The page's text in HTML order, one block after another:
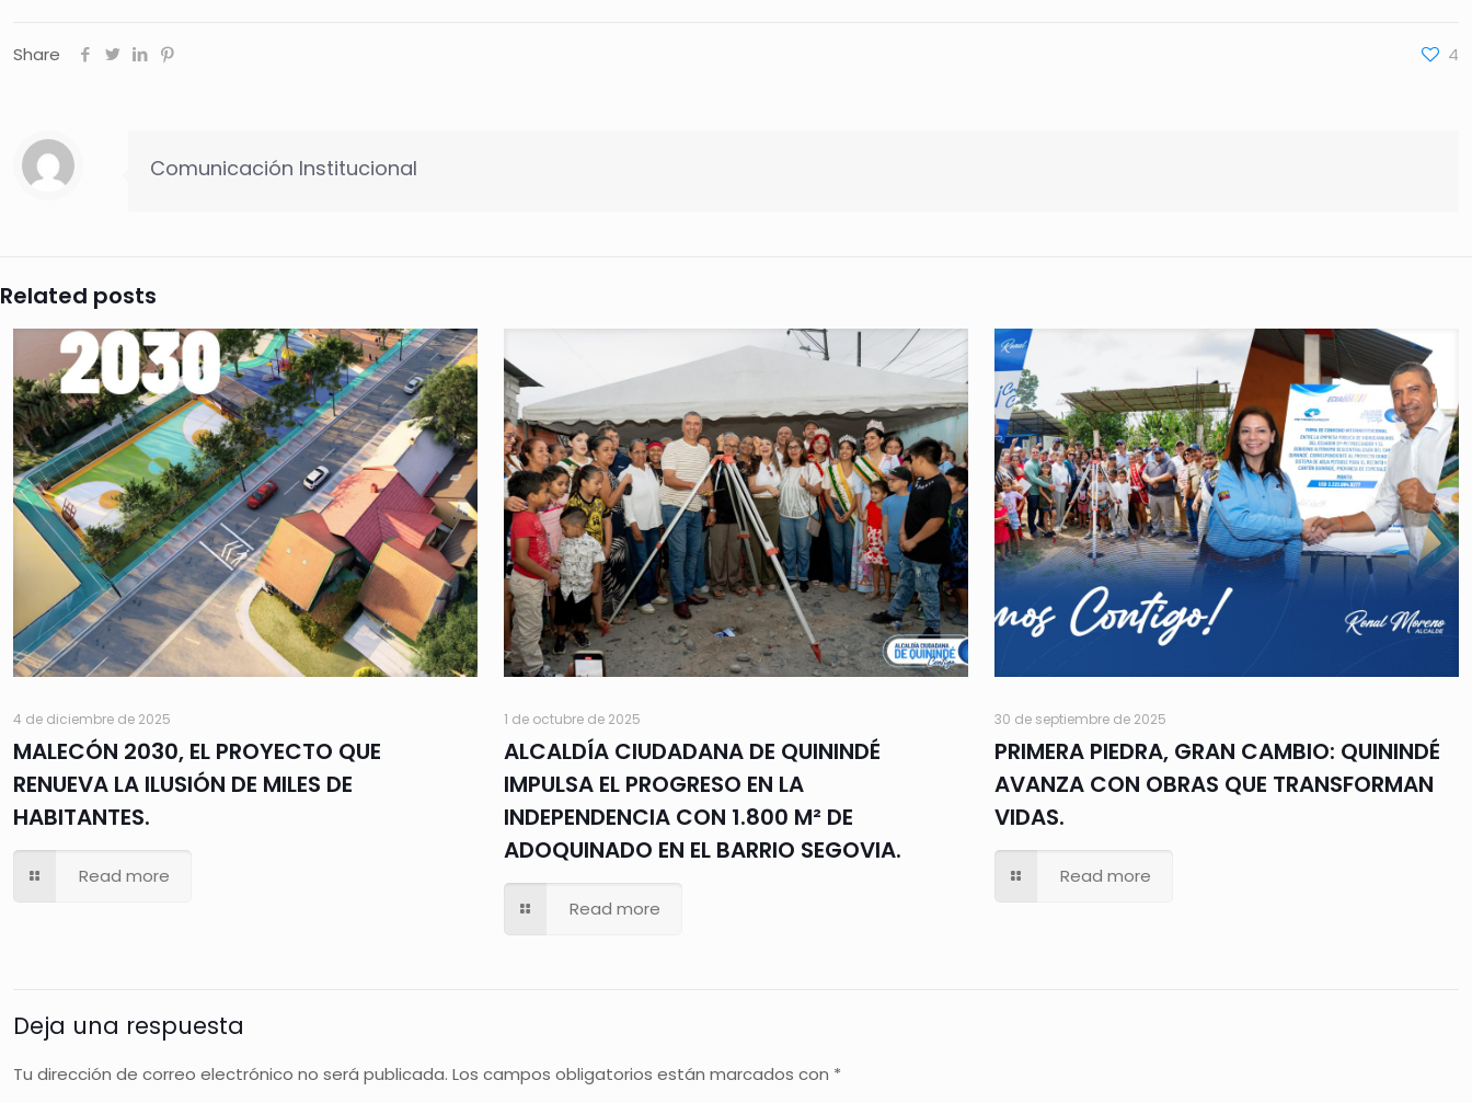
Share 4
Comunicación Institucional
Related posts
4 de diciembre de 2025
MALECÓN 2030, EL PROYECTO QUE
RENUEVA LA ILUSIÓN DE MILES DE
HABITANTES.
Read more
1 de octubre de 2025
ALCALDÍA CIUDADANA DE QUININDÉ
IMPULSA EL PROGRESO EN LA
INDEPENDENCIA CON 1.800 M² DE
ADOQUINADO EN EL BARRIO SEGOVIA.
Read more
30 de septiembre de 2025
PRIMERA PIEDRA, GRAN CAMBIO: QUININDÉ
AVANZA CON OBRAS QUE TRANSFORMAN
VIDAS.
Read more
Deja una respuesta
Tu dirección de correo electrónico no será publicada. Los campos obligatorios están marcados con *